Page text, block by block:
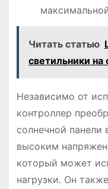
Читать статью
светильники на
Независимо от
контроллер
солнечной панели
высоким
который может
нагрузки․ Он